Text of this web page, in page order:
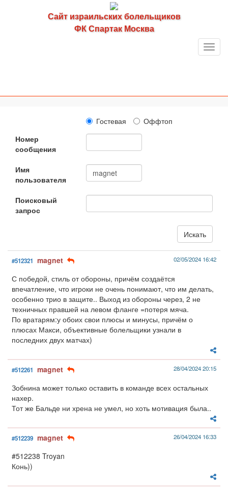
Сайт израильских болельщиков
ФК Спартак Москва
Гостевая
Оффтоп
Номер
сообщения
Имя
пользователя
Поисковый
запрос
#512321 magnet 02/05/2024 16:42
С победой, стиль от обороны, причём создаётся
впечатление, что игроки не очень понимают, что им делать,
особенно трио в защите.. Выход из обороны через, 2 не
техничных правшей на левом фланге =потеря мяча.
По вратарям:у обоих свои плюсы и минусы, причём о
плюсах Макси, объективные болельщики узнали в
последних двух матчах)
#512261 magnet 28/04/2024 20:15
Зобнина может только оставить в команде всех остальных
нахер.
Тот же Бальде ни хрена не умел, но хоть мотивация была..
#512239 magnet 26/04/2024 16:33
#512238 Troyan
Конь))